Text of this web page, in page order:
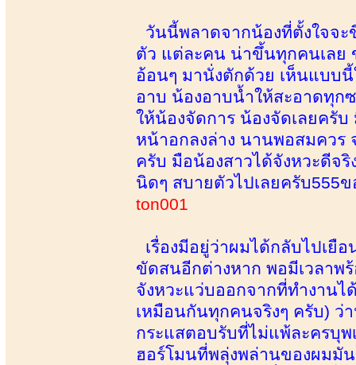
วันนี้พลาดจากน้องที่ตั้งใจจะ
ตัว แต่ละคน น่าขึ้นทุกคนเลย
อ้อนๆ มานั่งตักด้วย เห็นแบบ
อาบ น้องอาบน้ำให้สะอาดทุก
ให้น้องจัดการ น้องจัดเลยครั
หน้าอกลงล่าง นานพอสมควร
ครับ มือน้องสาวได้จังหวะดีจ
นิดๆ สบายตัวไปเลยครับ555
ton001
เรื่องมีอยู่ว่าผมได้กลับไปเยื
ขัดสนอีกต่างหาก พอมีเวลาพ
จังหวะแว่บออกจากที่ทำงาน
เหมือนกันทุกคนจริงๆ ครับ) ว่
กระแสตอบรับที่ไม่แพ้ละครบุพ
ฮอร์โมนที่พลุ่งพล่านของผมมั